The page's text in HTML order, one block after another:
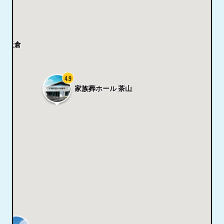
飯倉
家族葬ホール 茶山
4.9